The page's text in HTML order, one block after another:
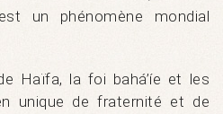
un phénomène mondial
Haïfa, la foi bahá’íe et les
unique de fraternité et de